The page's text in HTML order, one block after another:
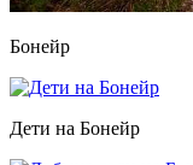
Бонейр
Дети на Бонейр